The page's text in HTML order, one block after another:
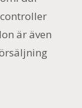
är även